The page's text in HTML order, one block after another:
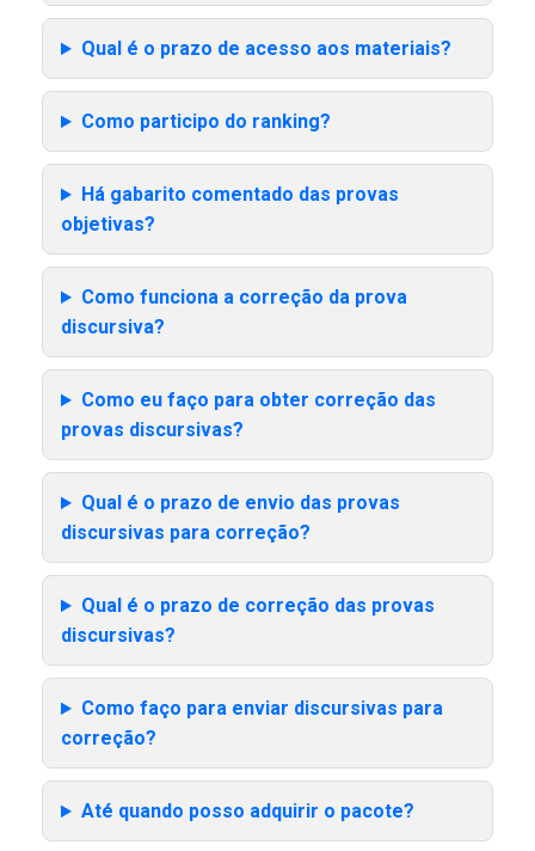
Qual é o prazo de acesso aos materiais?
Como participo do ranking?
Há gabarito comentado das provas
objetivas?
Como funciona a correção da prova
discursiva?
Como eu faço para obter correção das
provas discursivas?
Qual é o prazo de envio das provas
discursivas para correção?
Qual é o prazo de correção das provas
discursivas?
Como faço para enviar discursivas para
correção?
Até quando posso adquirir o pacote?